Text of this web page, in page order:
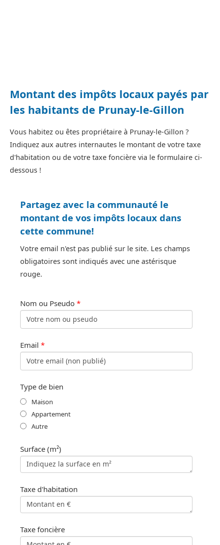
Montant des impôts locaux payés par
les habitants de Prunay-le-Gillon
Vous habitez ou êtes propriétaire à Prunay-le-Gillon ?
Indiquez aux autres internautes le montant de votre taxe
d'habitation ou de votre taxe foncière via le formulaire ci-
dessous !
Partagez avec la communauté le
montant de vos impôts locaux dans
cette commune!
Votre email n'est pas publié sur le site. Les champs
obligatoires sont indiqués avec une astérisque
rouge.
Nom ou Pseudo *
Email *
Type de bien
Maison
Appartement
Autre
Surface (m²)
Taxe d'habitation
Taxe foncière